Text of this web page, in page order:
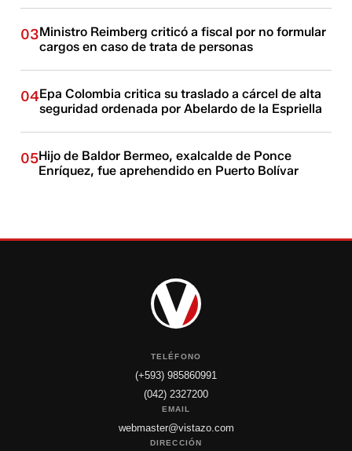
03Ministro Reimberg criticó a fiscal por no formular
cargos en caso de trata de personas
04Epa Colombia critica su traslado a cárcel de alta
seguridad ordenada por Abelardo de la Espriella
05Hijo de Baldor Bermeo, exalcalde de Ponce
Enríquez, fue aprehendido en Puerto Bolívar
TELÉFONO
(+593) 985860991
(042) 2327200
EMAIL
webmaster@vistazo.com
DIRECCIÓN